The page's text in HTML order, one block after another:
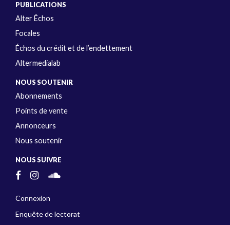
PUBLICATIONS
Alter Échos
Focales
Échos du crédit et de l’endettement
Altermedialab
NOUS SOUTENIR
Abonnements
Points de vente
Annonceurs
Nous soutenir
NOUS SUIVRE
Connexion
Enquête de lectorat